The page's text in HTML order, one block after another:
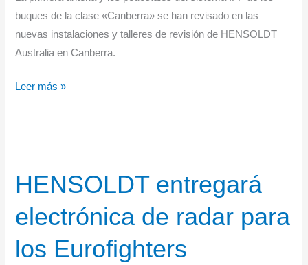
buques de la clase «Canberra» se han revisado en las
nuevas instalaciones y talleres de revisión de HENSOLDT
Australia en Canberra.
HENSOLDT
revisa
IFF
combate
HMAS
Leer más »
HENSOLDT entregará
electrónica de radar para
los Eurofighters